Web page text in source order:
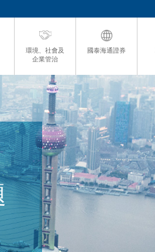
環境、社會及
企業管治
國泰海通證券